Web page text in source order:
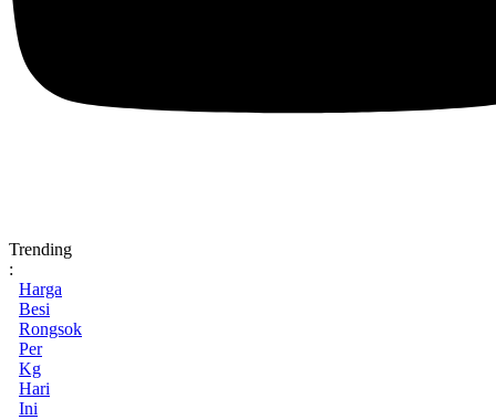
Trending
:
Harga
Besi
Rongsok
Per
Kg
Hari
Ini